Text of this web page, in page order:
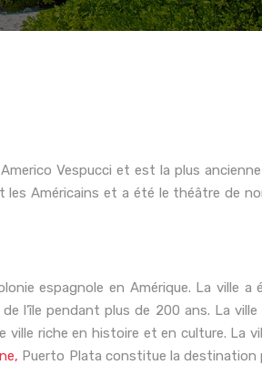
Vespucci et est la plus ancienne
Américains et a été le théâtre de
espagnole en Amérique. La ville a
l’île pendant plus de 200 ans. La
ville riche en histoire et en culture. La
Puerto Plata constitue la destination